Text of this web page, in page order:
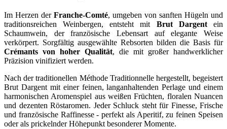
Im Herzen der Franche-Comté, umgeben von sanften Hügeln und
traditionsreichen Weinbergen, entsteht mit Brut Dargentein
Schaumwein, der französische Lebensart auf elegante Weise
verkörpert. Sorgfältig ausgewählte Rebsorten bilden die Basis für
Crémants von hoher Qualität, die mit großer handwerklicher
Präzision vinifiziert werden.
Nach der traditionellen Méthode Traditionnelle hergestellt, begeistert
Brut Dargent mit einer feinen, langanhaltenden Perlage und einem
harmonischen Aromenspiel aus weißen Früchten, floralen Nuancen
und dezenten Röstaromen. Jeder Schluck steht für Finesse, Frische
und französische Raffinesse - perfekt als Aperitif, zu feinen Speisen
oder als prickelnder Höhepunkt besonderer Momente.